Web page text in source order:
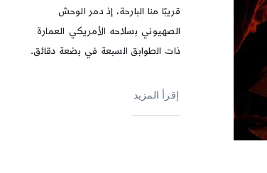
قريبًا منا البارحة، إذ دمر الوحش
الصهيوني بسلاحه الأمريكي العمارة
ذات الطوابق السبعة في بضعة دقائق.
إقرأ المزيد